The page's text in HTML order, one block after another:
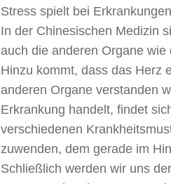
Stress spielt bei
In der Chinesischen Medizin
auch die anderen Organe
Hinzu kommt, dass das Herz
anderen Organe verstanden
Erkrankung handelt, findet
verschiedenen
zuwenden, dem gerade im
Schließlich werden wir uns